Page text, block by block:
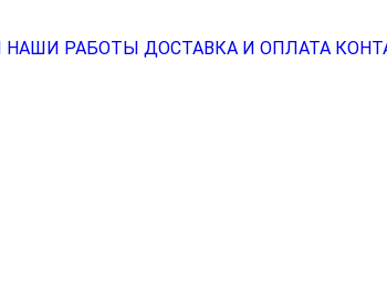
НАШИ РАБОТЫ ДОСТАВКА И ОПЛАТА